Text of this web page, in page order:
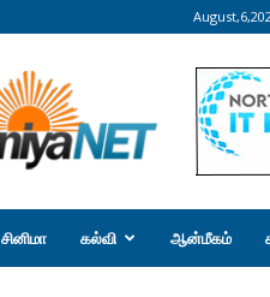
சினிமா கல்வி ஆன்மீகம்